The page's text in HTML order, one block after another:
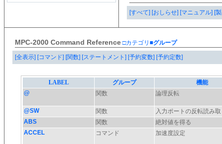
[すべて] [おしらせ] [マニュアル] [
MPC-2000 Command Reference □カテゴリ ■グループ
[全表示] [コマンド] [関数] [ステートメント] [予約変数] [予約定数]